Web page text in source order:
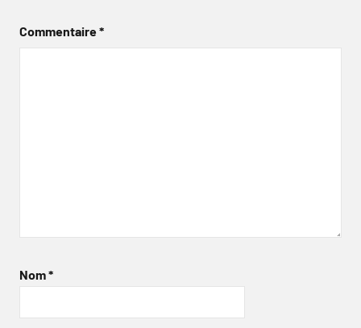
Commentaire*
Nom*